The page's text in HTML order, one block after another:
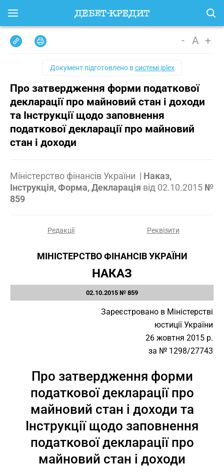
- A +
Документ підготовлено всистемі iplex
Про затвердження форми податкової
декларації про майновий стан і доходи
та Інструкції щодо заповнення
податкової декларації про майновий
стан і доходи
Міністерство фінансів України | Наказ,
Інструкція, Форма, Декларація від 02.10.2015 №
859
Редакції Реквізити
МІНІСТЕРСТВО ФІНАНСІВ УКРАЇНИ
НАКАЗ
02.10.2015 № 859
Зареєстровано в Міністерстві
юстиції України
26 жовтня 2015 р.
за № 1298/27743
Про затвердження форми
податкової декларації про
майновий стан і доходи та
Інструкції щодо заповнення
податкової декларації про
майновий стан і доходи